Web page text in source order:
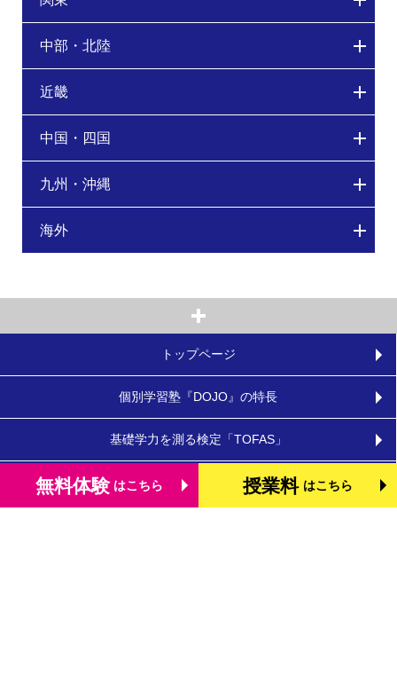
中部・北陸
近畿
中国・四国
九州・沖縄
海外
トップページ
個別学習塾『DOJO』の特長
基礎学力を測る検定「TOFAS」
小学生のタブレット学習
無料体験 はこちら 授業料 はこちら